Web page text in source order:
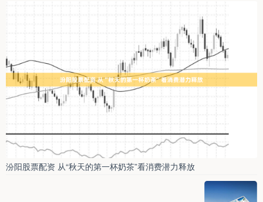
汾阳股票配资 从“秋天的第一杯奶茶”看消费潜力释放